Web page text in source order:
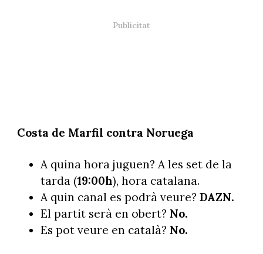
Costa de Marfil contra Noruega
A quina hora juguen? A les set de la
tarda (19:00h), hora catalana.
A quin canal es podrà veure? DAZN.
El partit serà en obert? No.
Es pot veure en català? No.